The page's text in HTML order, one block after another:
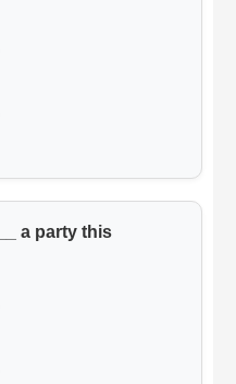
a party this